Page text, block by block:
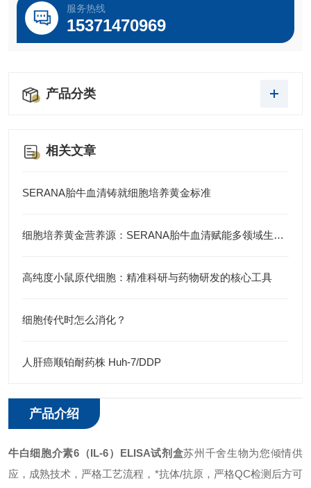
服务热线
15371470969
产品分类
相关文章
SERANA胎牛血清铸就细胞培养黄金标准
细胞培养黄金营养源：SERANA胎牛血清赋能多领域生物研究与产业升级
高纯度小鼠原代细胞：精准科研与药物研发的核心工具
细胞传代时怎么消化？
人肝癌顺铂耐药株 Huh-7/DDP
产品介绍
牛白细胞介素6（IL-6）ELISA试剂盒苏州千舍生物为您倾情供
应，成熟技术，严格工艺流程，*抗体/抗原，严格QC检测后方可